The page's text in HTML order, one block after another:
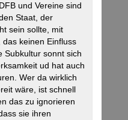
und Vereine sind
Staat, der
sein sollte, mit
keinen Einfluss
Subkultur sonnt sich
ud hat auch
Wer da wirklich
wäre, ist schnell
das zu ignorieren
sie ihren